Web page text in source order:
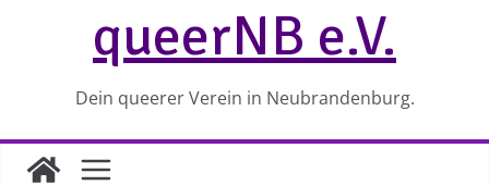
queerNB e.V.
Dein queerer Verein in Neubrandenburg.